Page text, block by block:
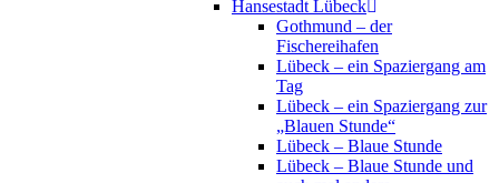
Hansestadt Lübeck
Gothmund – der
Fischereihafen
Lübeck – ein Spaziergang am
Tag
Lübeck – ein Spaziergang zur
„Blauen Stunde“
Lübeck – Blaue Stunde
Lübeck – Blaue Stunde und